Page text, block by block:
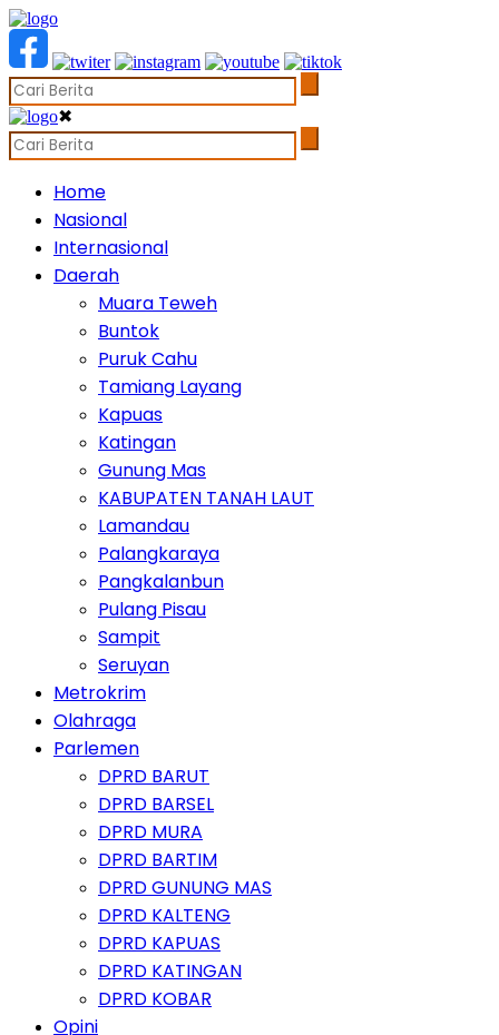
✖
Home
Nasional
Internasional
Daerah
Muara Teweh
Buntok
Puruk Cahu
Tamiang Layang
Kapuas
Katingan
Gunung Mas
KABUPATEN TANAH LAUT
Lamandau
Palangkaraya
Pangkalanbun
Pulang Pisau
Sampit
Seruyan
Metrokrim
Olahraga
Parlemen
DPRD BARUT
DPRD BARSEL
DPRD MURA
DPRD BARTIM
DPRD GUNUNG MAS
DPRD KALTENG
DPRD KAPUAS
DPRD KATINGAN
DPRD KOBAR
Opini